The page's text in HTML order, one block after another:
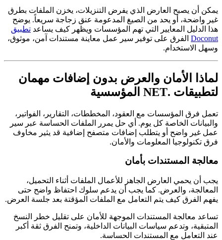
يمكن أن يصبح العارض الذي يفرض التنزيلات، يخزن الملفات بطرق
غير واضحة، أو يحد من الصيغ المدعومة عنق زجاجة سريعاً. يوضح
هذا الدليل المعايير التي تهم المؤسسات ويظهر كيف يساعد تطبيق
Doconut الفرق على توفير سير عمل معاينة مستندات آمن، موثوق،
وسهل الاستخدام.
لماذا الأمان والعرض بدون إضافات مهمان
لتطبيقات .NET المؤسسية
تعمل فرق المؤسسات مع العقود، المخططات، التقارير، الفواتير،
والبيانات الخاصة كل يوم. أي حل يمرر الملفات الحساسة عبر سير
عمل غير واضح أو يتطلب إضافات متصفح إضافية قد يثير مخاوف
فرق تكنولوجيا المعلومات والأمان.
معالجة المستندات بأمان
يجب أن يحمي العارض الجاهز للأعمال الملفات أثناء التحميل،
المعالجة، والعرض. كما يجب أن يدعم سلوك احتفاظ واضح حتى
يفهم الفرق كيف يتم التعامل مع الملفات المؤقتة بعد جلسة العرض.
تساعد معالجة المستندات الموجهة للأمان على تقليل خطر النسخ
المتبقية، وتدعم سياسات البيانات الداخلية، وتمنح الفرق ثقة أكبر
عند التعامل مع المستندات الحساسة.